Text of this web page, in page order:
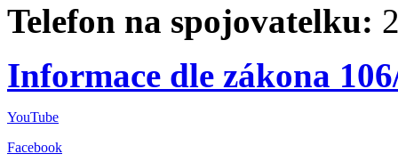
Telefon na spojovatelku:
Informace dle zákona
YouTube
Facebook